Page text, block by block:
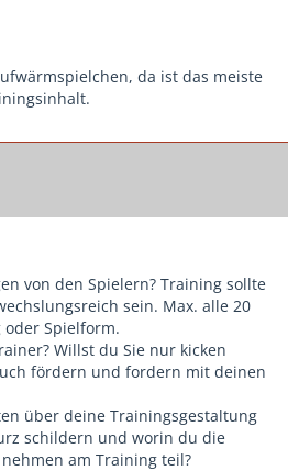
da ist das meiste
von den Spielern? Training sollte
sein. Max. alle 20
Spielform.
Willst du Sie nur kicken
fördern und fordern mit deinen
über deine Trainingsgestaltung
schildern und worin du die
am Training teil?